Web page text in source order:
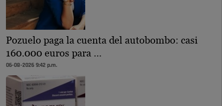
Pozuelo paga la cuenta del autobombo: casi
160.000 euros para …
06-08-2026 9:42 p.m.